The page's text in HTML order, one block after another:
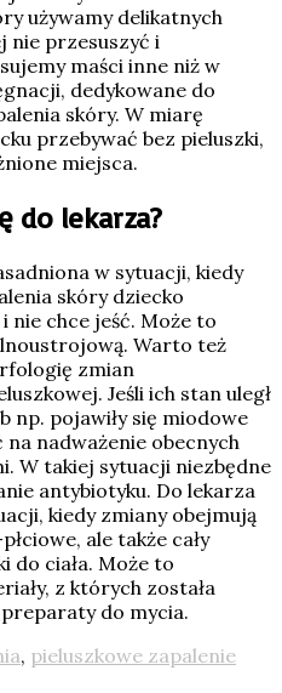
używamy delikatnych
nie przesuszyć i
maści inne niż w
dedykowane do
skóry. W miarę
przebywać bez pieluszki,
miejsca.
do lekarza?
w sytuacji, kiedy
skóry dziecko
nie chce jeść. Może to
Warto też
zmian
Jeśli ich stan uległ
np. pojawiły się miodowe
nadważenie obecnych
W takiej sytuacji niezbędne
antybiotyku. Do lekarza
kiedy zmiany obejmują
ale także cały
do ciała. Może to
z których została
do mycia.
, pieluszkowe zapalenie